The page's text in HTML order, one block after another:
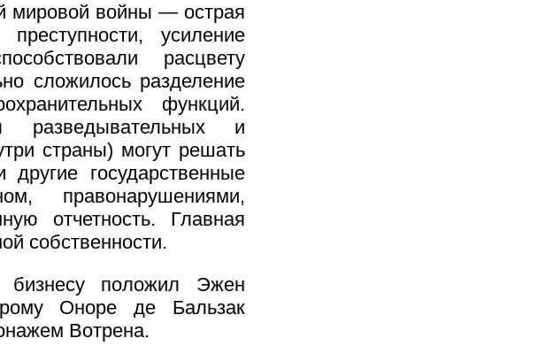
мировой войны — острая
усиление
расцвету
сложилось разделение
функций.
и
страны) могут решать
государственные
правонарушениями,
отчетность. Главная
собственности.
бизнесу положил Эжен
Оноре де Бальзак
Вотрена.